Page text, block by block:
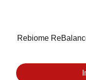
Rebiome